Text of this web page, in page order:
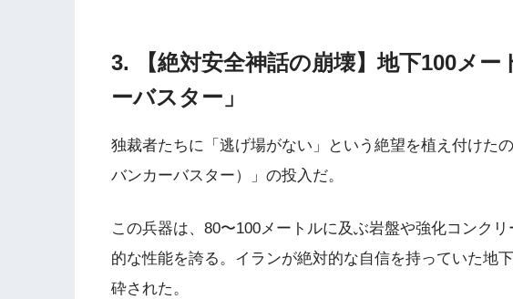
3. 【絶対安全神話の崩壊】地下100メ
ーバスター」
独裁者たちに「逃げ場がない」という絶望を植え付けた
バンカーバスター）」の投入だ。
この兵器は、80〜100メートルに及ぶ岩盤や強化コンク
的な性能を誇る。イランが絶対的な自信を持っていた地
砕された。